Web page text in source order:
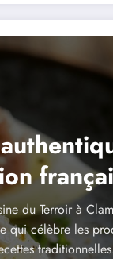
du Terroir à
qui célèbre les